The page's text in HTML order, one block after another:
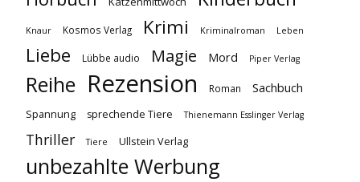
Knaur Kosmos Verlag Krimi Kriminalroman Leben
Liebe Lübbe audio Magie Mord Piper Verlag
Reihe Rezension Roman Sachbuch
Spannung sprechende Tiere Thienemann Esslinger Verlag
Thriller Tiere Ullstein Verlag
unbezahlte Werbung